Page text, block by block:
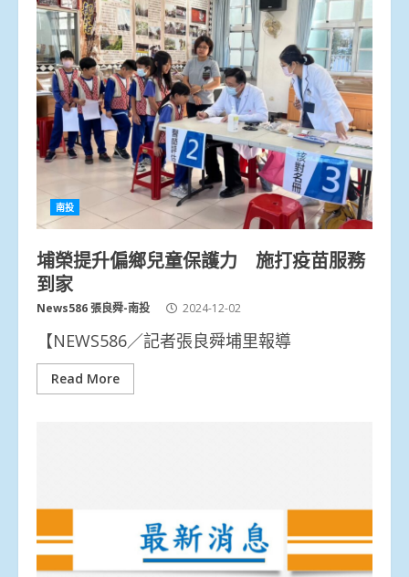
南投
埔榮提升偏鄉兒童保護力 施打疫苗服務
到家
News586 張良舜-南投 2024-12-02
【NEWS586／記者張良舜埔里報導
Read More